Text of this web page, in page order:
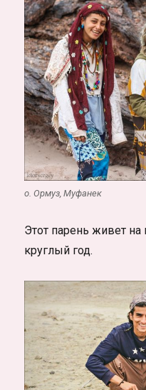
о. Ормуз, Муфанек
Этот парень живет на
круглый год.